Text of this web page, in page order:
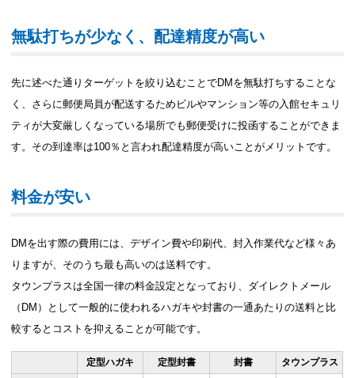
無駄打ちが少なく、配達精度が高い
先に述べた通りターゲットを絞り込むことでDMを無駄打ちすることな
く、さらに郵便局員が配送するためビルやマンション等の入館セキュリ
ティが大変厳しくなっている場所でも郵便受けに投函することができま
す。その到達率は100％と言われ配達精度が高いことがメリットです。
料金が安い
DMを出す際の費用には、デザイン費や印刷代、封入作業代など様々あ
りますが、そのうち最も高いのは送料です。
タウンプラスは全国一律の料金設定となっており、ダイレクトメール
（DM）として一般的に使われるハガキや封書の一通あたりの送料と比
較するとコストを抑えることが可能です。
定型ハガキ 定型封書 封書 タウンプラス